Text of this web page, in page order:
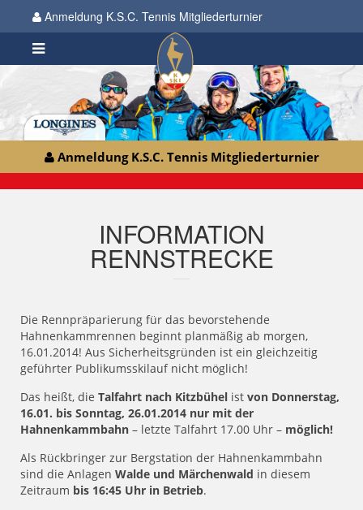
Anmeldung K.S.C. Tennis Mitgliederturnier
Anmeldung K.S.C. Tennis Mitgliederturnier
INFORMATION
RENNSTRECKE
Die Rennpräparierung für das bevorstehende
Hahnenkammrennen beginnt planmäßig ab morgen,
16.01.2014! Aus Sicherheitsgründen ist ein gleichzeitig
geführter Publikumsskilauf nicht möglich!
Das heißt, die Talfahrt nach Kitzbühel ist von Donnerstag,
16.01. bis Sonntag, 26.01.2014 nur mit der
Hahnenkammbahn – letzte Talfahrt 17.00 Uhr – möglich!
Als Rückbringer zur Bergstation der Hahnenkammbahn
sind die Anlagen Walde und Märchenwald in diesem
Zeitraum bis 16:45 Uhr in Betrieb.